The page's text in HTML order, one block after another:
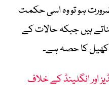
ضرورت ہو تو وہ اسی حکمت
ہیں جبکہ حالات کے
کھیل کا حصہ ہے۔
اور انگلینڈ کے خلاف